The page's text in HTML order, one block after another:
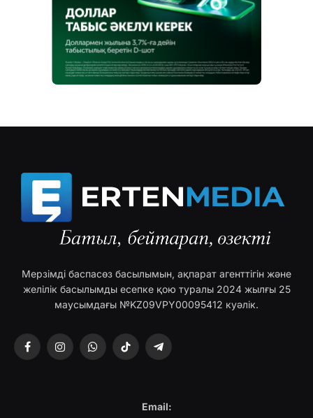
Мерзімді баспасөз басылымын, ақпарат агенттігін және
желілік басылымды есепке қою туралы 2024 жылғы 25
маусымдағы №KZ09VPY00095412 куәлік.
FacebookInstagramWhatsAppTikTok Telegram
Email: